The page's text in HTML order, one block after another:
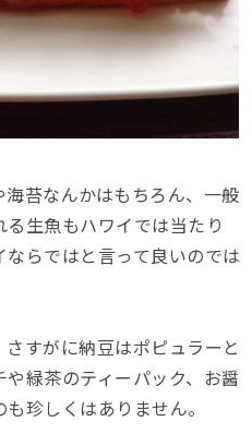
苔なんかはもちろん、一般
生魚もハワイでは当たり
らではと言って良いのでは
すがに納豆はポピュラーと
緑茶のティーパック、お醤
珍しくはありません。